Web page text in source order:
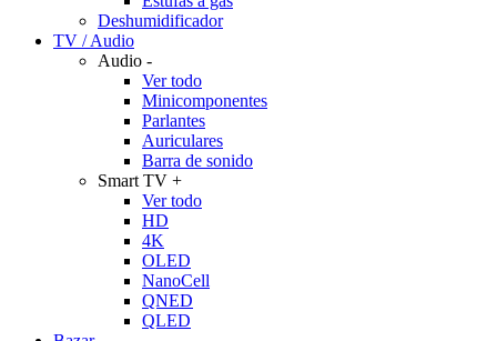
Deshumidificador
TV / Audio
Audio -
Ver todo
Minicomponentes
Parlantes
Auriculares
Barra de sonido
Smart TV +
Ver todo
HD
4K
OLED
NanoCell
QNED
QLED